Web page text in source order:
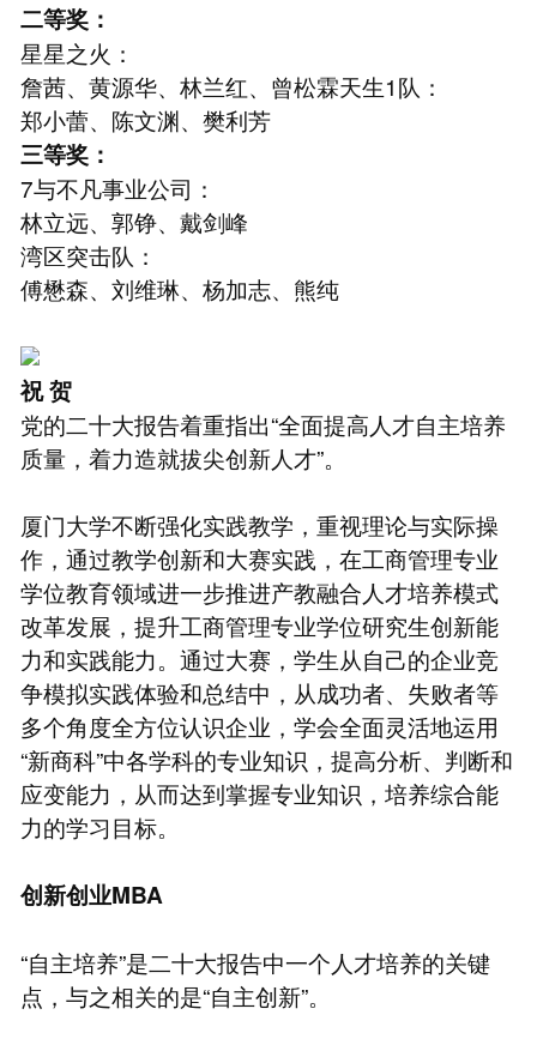
二等奖：
星星之火：
詹茜、黄源华、林兰红、曾松霖天生1队：
郑小蕾、陈文渊、樊利芳
三等奖：
7与不凡事业公司：
林立远、郭铮、戴剑峰
湾区突击队：
傅懋森、刘维琳、杨加志、熊纯
祝 贺
党的二十大报告着重指出“全面提高人才自主培养
质量，着力造就拔尖创新人才”。
厦门大学不断强化实践教学，重视理论与实际操
作，通过教学创新和大赛实践，在工商管理专业
学位教育领域进一步推进产教融合人才培养模式
改革发展，提升工商管理专业学位研究生创新能
力和实践能力。通过大赛，学生从自己的企业竞
争模拟实践体验和总结中，从成功者、失败者等
多个角度全方位认识企业，学会全面灵活地运用
“新商科”中各学科的专业知识，提高分析、判断和
应变能力，从而达到掌握专业知识，培养综合能
力的学习目标。
创新创业MBA
“自主培养”是二十大报告中一个人才培养的关键
点，与之相关的是“自主创新”。